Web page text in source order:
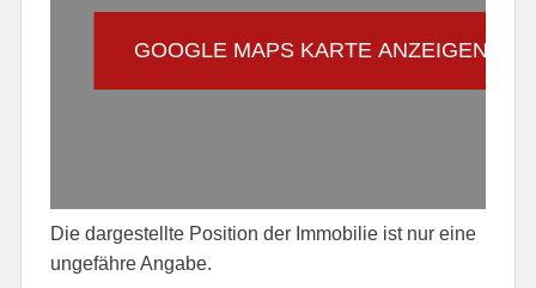
GOOGLE MAPS KARTE ANZEIGEN
Die dargestellte Position der Immobilie ist nur eine
ungefähre Angabe.